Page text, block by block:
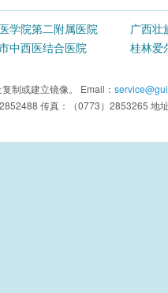
学院第二附属医院
广西壮
院
中西医结合医院 桂林爱
制或建立镜像。 Email：
传真：（0773）2853265 地